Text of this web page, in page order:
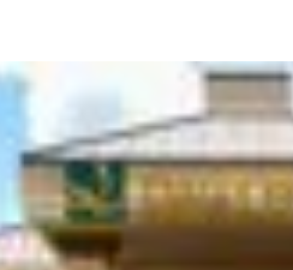
Europa
Spain
English